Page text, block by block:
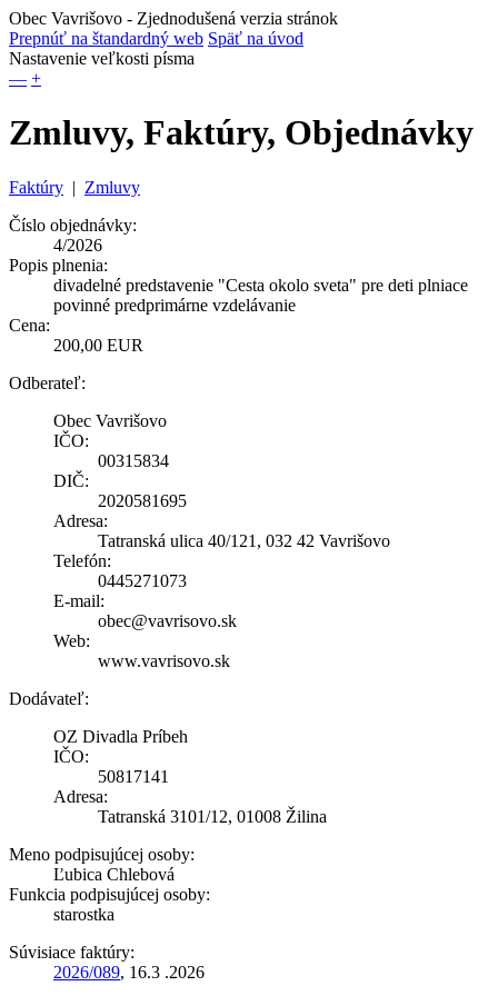
Obec Vavrišovo - Zjednodušená verzia stránok
Prepnúť na štandardný web Späť na úvod
Nastavenie veľkosti písma
— +
Zmluvy, Faktúry, Objednávky
Faktúry | Zmluvy
Číslo objednávky:
4/2026
Popis plnenia:
divadelné predstavenie "Cesta okolo sveta" pre deti plniace
povinné predprimárne vzdelávanie
Cena:
200,00 EUR
Odberateľ:
Obec Vavrišovo
IČO:
00315834
DIČ:
2020581695
Adresa:
Tatranská ulica 40/121, 032 42 Vavrišovo
Telefón:
0445271073
E-mail:
obec@vavrisovo.sk
Web:
www.vavrisovo.sk
Dodávateľ:
OZ Divadla Príbeh
IČO:
50817141
Adresa:
Tatranská 3101/12, 01008 Žilina
Meno podpisujúcej osoby:
Ľubica Chlebová
Funkcia podpisujúcej osoby:
starostka
Súvisiace faktúry:
2026/089, 16.3 .2026